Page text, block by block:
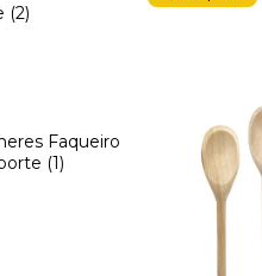
(2)
Faqueiro
(1)